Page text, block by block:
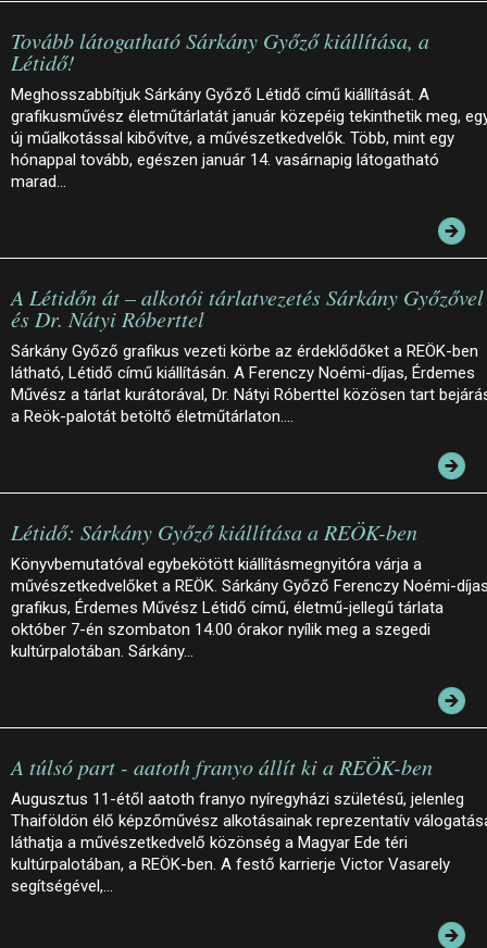
Tovább látogatható Sárkány Győző kiállítása, a
Létidő!
Meghosszabbítjuk Sárkány Győző Létidő című kiállítását. A
grafikusművész életműtárlatát január közepéig tekinthetik meg,
új műalkotással kibővítve, a művészetkedvelők. Több, mint egy
hónappal tovább, egészen január 14. vasárnapig látogatható
marad…
A Létidőn át – alkotói tárlatvezetés Sárkány Győzővel
és Dr. Nátyi Róberttel
Sárkány Győző grafikus vezeti körbe az érdeklődőket a REÖK-ben
látható, Létidő című kiállításán. A Ferenczy Noémi-díjas, Érdemes
Művész a tárlat kurátorával, Dr. Nátyi Róberttel közösen tart
a Reök-palotát betöltő életműtárlaton.…
Létidő: Sárkány Győző kiállítása a REÖK-ben
Könyvbemutatóval egybekötött kiállításmegnyitóra várja a
művészetkedvelőket a REÖK. Sárkány Győző Ferenczy Noémi-
grafikus, Érdemes Művész Létidő című, életmű-jellegű tárlata
október 7-én szombaton 14.00 órakor nyílik meg a szegedi
kultúrpalotában. Sárkány…
A túlsó part - aatoth franyo állít ki a REÖK-ben
Augusztus 11-étől aatoth franyo nyíregyházi születésű, jelenleg
Thaiföldön élő képzőművész alkotásainak reprezentatív
láthatja a művészetkedvelő közönség a Magyar Ede téri
kultúrpalotában, a REÖK-ben. A festő karrierje Victor Vasarely
segítségével,…